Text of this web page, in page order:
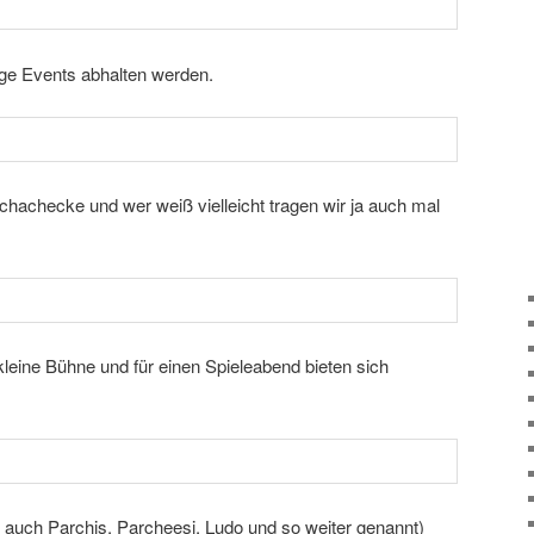
Events abhalten werden.
und wer weiß vielleicht tragen wir ja auch mal
Bühne und für einen Spieleabend bieten sich
Parchis, Parcheesi, Ludo und so weiter genannt)